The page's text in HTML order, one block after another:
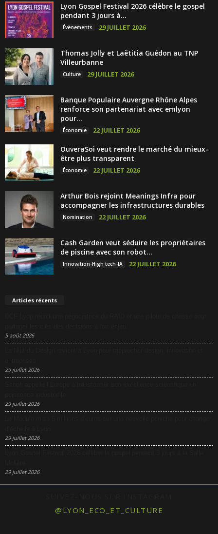
Lyon Gospel Festival 2026 célèbre le gospel
pendant 3 jours à...
Évènements 29 JUILLET 2026
Thomas Jolly et Laëtitia Guédon au TNP
Villeurbanne
Culture 29 JUILLET 2026
Banque Populaire Auvergne Rhône Alpes
renforce son partenariat avec emlyon
pour...
Économie 22 JUILLET 2026
OuveraSoi veut rendre le marché du mieux-
être plus transparent
Économie 22 JUILLET 2026
Arthur Bois rejoint Meanings Infra pour
accompagner les infrastructures durables
Nomination 22 JUILLET 2026
Cash Garden veut séduire les propriétaires
de piscine avec son robot...
Innovation-High tech-IA 22 JUILLET 2026
Articles récents
5 août 2026
29 juillet 2026
29 juillet 2026
29 juillet 2026
29 juillet 2026
@LYON_ECO_ET_CULTURE